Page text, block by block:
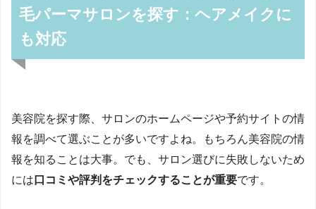
毛パーマサロンを探す：ヘアメイクに
も対応
美容院を探す際、サロンのホームページや予約サイトの情
報を調べて選ぶことが多いですよね。もちろん美容院の情
報を知ることは大事。でも、サロン選びに失敗しないため
には 口コミや評判をチェックすることが重要です。